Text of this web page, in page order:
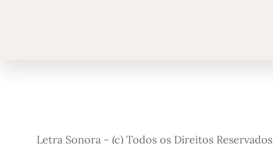
Letra Sonora - (c) Todos os Direitos Reservados